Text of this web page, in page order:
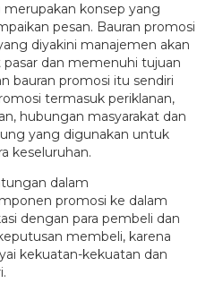
merupakan konsep yang
pesan. Bauran promosi
diyakini manajemen akan
dan memenuhi tujuan
bauran promosi itu sendiri
termasuk periklanan,
hubungan masyarakat dan
yang digunakan untuk
keseluruhan.
dalam
promosi ke dalam
dengan para pembeli dan
membeli, karena
kekuatan-kekuatan dan